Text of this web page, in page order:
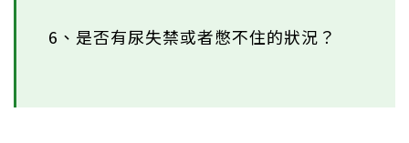
6、是否有尿失禁或者憋不住的狀況？